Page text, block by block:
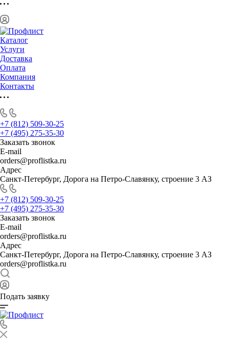
Каталог
Услуги
Доставка
Оплата
Компания
Контакты
+7 (812) 509-30-25
+7 (495) 275-35-30
Заказать звонок
E-mail
orders@proflistka.ru
Адрес
Санкт-Петербург, Дорога на Петро-Славянку, строение 3 АЗ
+7 (812) 509-30-25
+7 (495) 275-35-30
Заказать звонок
E-mail
orders@proflistka.ru
Адрес
Санкт-Петербург, Дорога на Петро-Славянку, строение 3 АЗ
orders@proflistka.ru
Подать заявку